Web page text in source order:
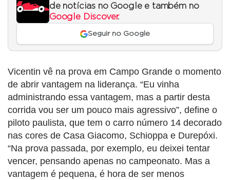
de notícias no Google e também no
Google Discover.
Seguir no Google
Vicentin vê na prova em Campo Grande o momento
de abrir vantagem na liderança. “Eu vinha
administrando essa vantagem, mas a partir desta
corrida vou ser um pouco mais agressivo”, define o
piloto paulista, que tem o carro número 14 decorado
nas cores de Casa Giacomo, Schioppa e Durepóxi.
“Na prova passada, por exemplo, eu deixei tentar
vencer, pensando apenas no campeonato. Mas a
vantagem é pequena, é hora de ser menos